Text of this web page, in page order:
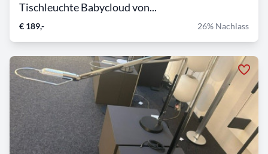
Tischleuchte Babycloud von...
€ 189,- 26% Nachlass